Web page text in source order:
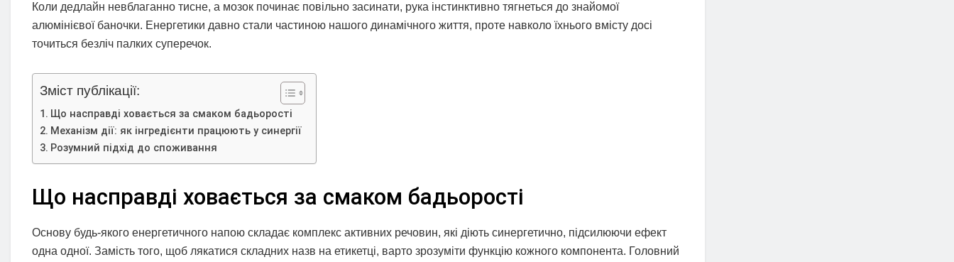
Коли дедлайн невблаганно тисне, а мозок починає повільно засинати, рука інстинктивно тягнеться до знайомої
алюмінієвої баночки. Енергетики давно стали частиною нашого динамічного життя, проте навколо їхнього вмісту досі
точиться безліч палких суперечок.
Зміст публікації:
Що насправді ховається за смаком бадьорості
Механізм дії: як інгредієнти працюють у синергії
Розумний підхід до споживання
Що насправді ховається за смаком бадьорості
Основу будь-якого енергетичного напою складає комплекс активних речовин, які діють синергетично, підсилюючи ефект
одна одної. Замість того, щоб лякатися складних назв на етикетці, варто зрозуміти функцію кожного компонента. Головний